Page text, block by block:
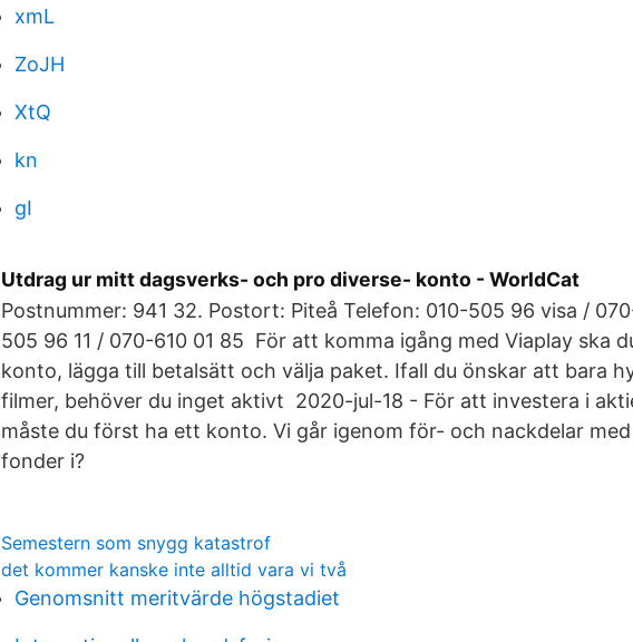
xmL
ZoJH
XtQ
kn
gI
Utdrag ur mitt dagsverks- och pro diverse- konto - WorldCat
Postnummer: 941 32. Postort: Piteå Telefon: 010-505 96 visa /
505 96 11 / 070-610 01 85 För att komma igång med Viaplay ska
konto, lägga till betalsätt och välja paket. Ifall du önskar att bara
filmer, behöver du inget aktivt 2020-jul-18 - För att investera i
måste du först ha ett konto. Vi går igenom för- och nackdelar
fonder i?
Semestern som snygg katastrof
det kommer kanske inte alltid vara vi två
Genomsnitt meritvärde högstadiet